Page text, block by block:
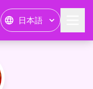
日本語
ゆるかわお姉さん